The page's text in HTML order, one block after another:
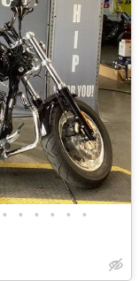
• • • • • •